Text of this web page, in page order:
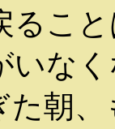
るこ
いな
た朝